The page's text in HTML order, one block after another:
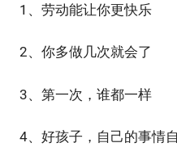
1、劳动能让你更快乐
2、你多做几次就会了
3、第一次，谁都一样
4、好孩子，自己的事情